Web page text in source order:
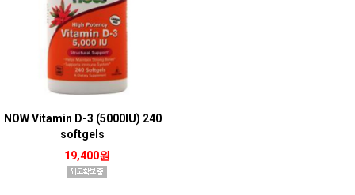
NOW Vitamin D-3 (5000IU) 240
softgels
19,400원